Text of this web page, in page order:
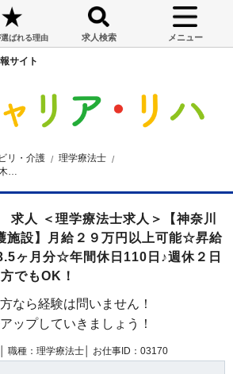
ばれる理由 求人検索 メニュー
サイト
リ・介護
理学療法士
求人 ＜理学療法士求人＞【神奈川
施設】月給２９万円以上可能☆昇給
ヶ月分☆年間休日110日♪週休２日
でもOK！
なら経験は問いません！
ップしていきましょう！
職種：理学療法士│ お仕事ID：03170